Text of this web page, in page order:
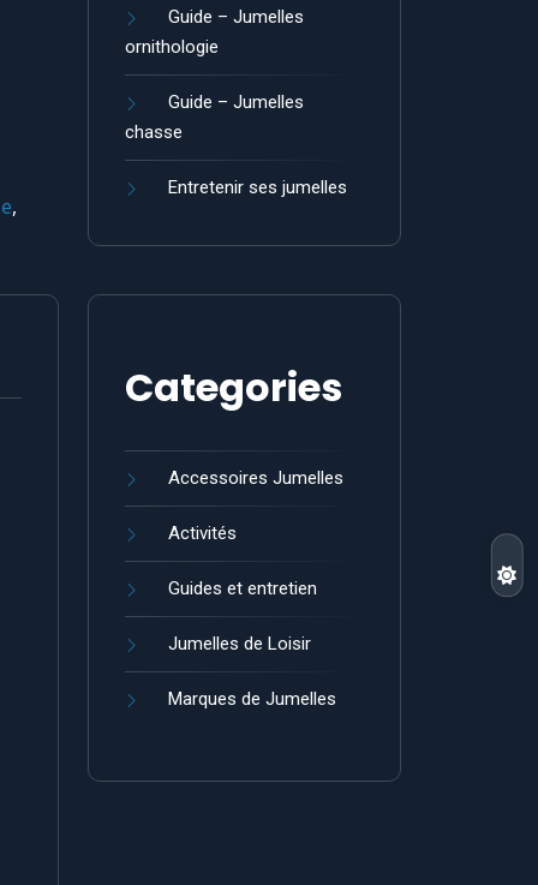
,
Guide – Jumelles
ornithologie
Guide – Jumelles
chasse
Entretenir ses jumelles
Categories
Accessoires Jumelles
Activités
Guides et entretien
Jumelles de Loisir
Marques de Jumelles